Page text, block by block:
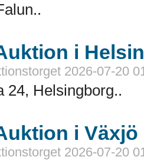
2026-07-20
24, Helsingborg..
2026-07-20